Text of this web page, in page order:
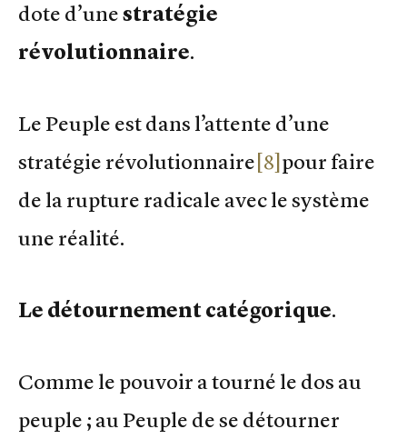
dote d’unestratégie
révolutionnaire.
Le Peuple est dans l’attente d’une
stratégie révolutionnaire [8] pour faire
de la rupture radicale avec le système
une réalité.
Le détournement catégorique.
Comme le pouvoir a tourné le dos au
peuple ; au Peuple de se détourner